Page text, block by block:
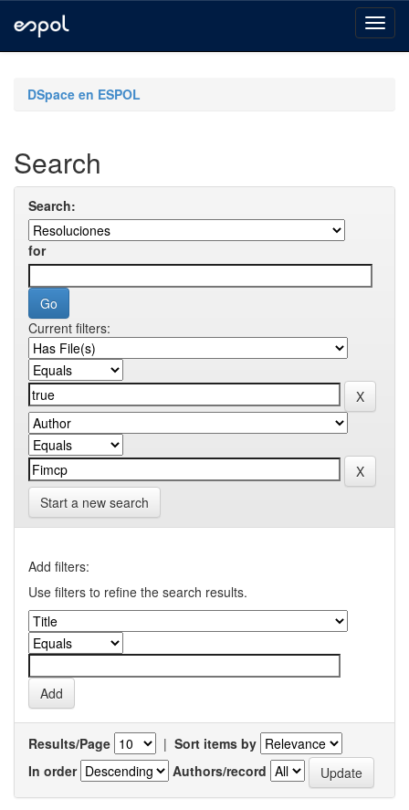
navigationDSpace en ESPOL
Search
Search:
for
Current filters:
Start a new search
Add filters:
Use filters to refine the search results.
Results/Page | Sort items by
In order
Authors/record